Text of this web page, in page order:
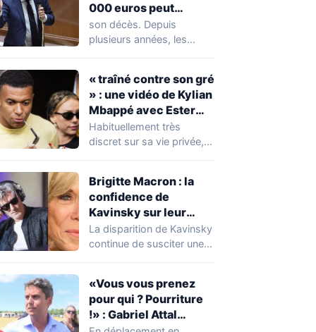
000 euros peut
réserver une
mauvaise surprise à
son décès. Depuis
plusieurs années, les
concernant le seuil…
« traîné contre son gré
» : une vidéo de Kylian
Mbappé avec Ester
Expósito en Italie agite
la toile
Habituellement très
discret sur sa vie privée,
Brigitte Macron : la
confidence de
Kavinsky sur leur
relation
La disparition de Kavinsky
continue de susciter une
«Vous vous prenez
pour qui ? Pourriture
!» : Gabriel Attal